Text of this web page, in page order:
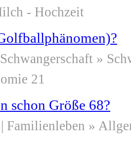
- Hochzeit
»
21
schon Größe 68?
| Familienleben »